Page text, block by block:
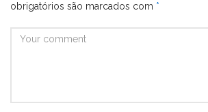
obrigatórios são marcados com *